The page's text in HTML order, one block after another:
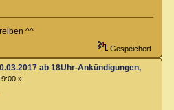
^^
Gespeichert
ab 18Uhr-Ankündigungen,
»